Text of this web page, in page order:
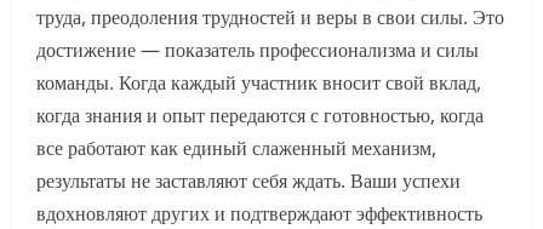
труда, преодоления трудностей и веры в свои силы. Это
достижение — показатель профессионализма и силы
команды. Когда каждый участник вносит свой вклад,
когда знания и опыт передаются с готовностью, когда
все работают как единый слаженный механизм,
результаты не заставляют себя ждать. Ваши успехи
вдохновляют других и подтверждают эффективность